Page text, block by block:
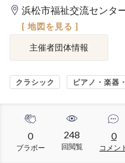
浜松市福祉交流センタ
[ 地図を見る ]
主催者団体情報
クラシック ピアノ・楽器
0
ブラボー
248
回閲覧
0
コメン